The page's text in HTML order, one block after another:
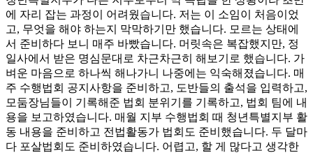
에 자리 잡는 과정이 어려웠습니다. 저는 이 소임이 처음이었
고, 무엇을 해야 하는지 막막하기만 했습니다. 모르는 상태에
서 준비하다 보니 매주 바빴습니다. 머릿속은 복잡했지만, 정
일사에서 받은 명심문대로 차근차근히 해보기로 했습니다. 가
벼운 마음으로 하나씩 해나가니 나중에는 익숙해졌습니다. 매
주 수행법회 공지사항을 준비하고, 도반들의 출석을 입력하고,
모둠장님들이 기록해준 법회 분위기를 기록하고, 법회 팀에 내
용을 보고하였습니다. 매월 지부 수행법회 때 청년특별지부 활
동 내용을 준비하고 전법활동가 법회도 준비했습니다. 두 달마
다 포살법회도 준비하였습니다. 어렵고, 할 게 많다고 생각한